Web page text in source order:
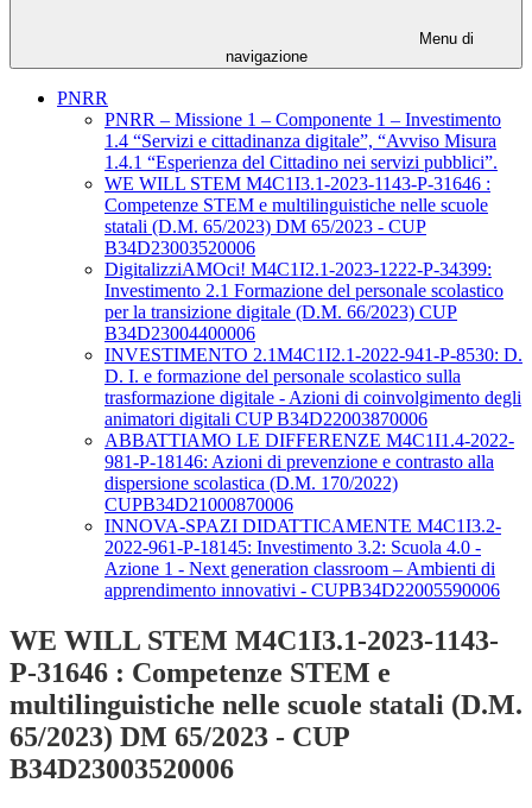
Menu di
navigazione
PNRR
PNRR – Missione 1 – Componente 1 – Investimento
1.4 “Servizi e cittadinanza digitale”, “Avviso Misura
1.4.1 “Esperienza del Cittadino nei servizi pubblici”.
WE WILL STEM M4C1I3.1-2023-1143-P-31646 :
Competenze STEM e multilinguistiche nelle scuole
statali (D.M. 65/2023) DM 65/2023 - CUP
B34D23003520006
DigitalizziAMOci! M4C1I2.1-2023-1222-P-34399:
Investimento 2.1 Formazione del personale scolastico
per la transizione digitale (D.M. 66/2023) CUP
B34D23004400006
INVESTIMENTO 2.1M4C1I2.1-2022-941-P-8530: D.
D. I. e formazione del personale scolastico sulla
trasformazione digitale - Azioni di coinvolgimento degli
animatori digitali CUP B34D22003870006
ABBATTIAMO LE DIFFERENZE M4C1I1.4-2022-
981-P-18146: Azioni di prevenzione e contrasto alla
dispersione scolastica (D.M. 170/2022)
CUPB34D21000870006
INNOVA-SPAZI DIDATTICAMENTE M4C1I3.2-
2022-961-P-18145: Investimento 3.2: Scuola 4.0 -
Azione 1 - Next generation classroom – Ambienti di
apprendimento innovativi - CUPB34D22005590006
WE WILL STEM M4C1I3.1-2023-1143-
P-31646 : Competenze STEM e
multilinguistiche nelle scuole statali (D.M.
65/2023) DM 65/2023 - CUP
B34D23003520006